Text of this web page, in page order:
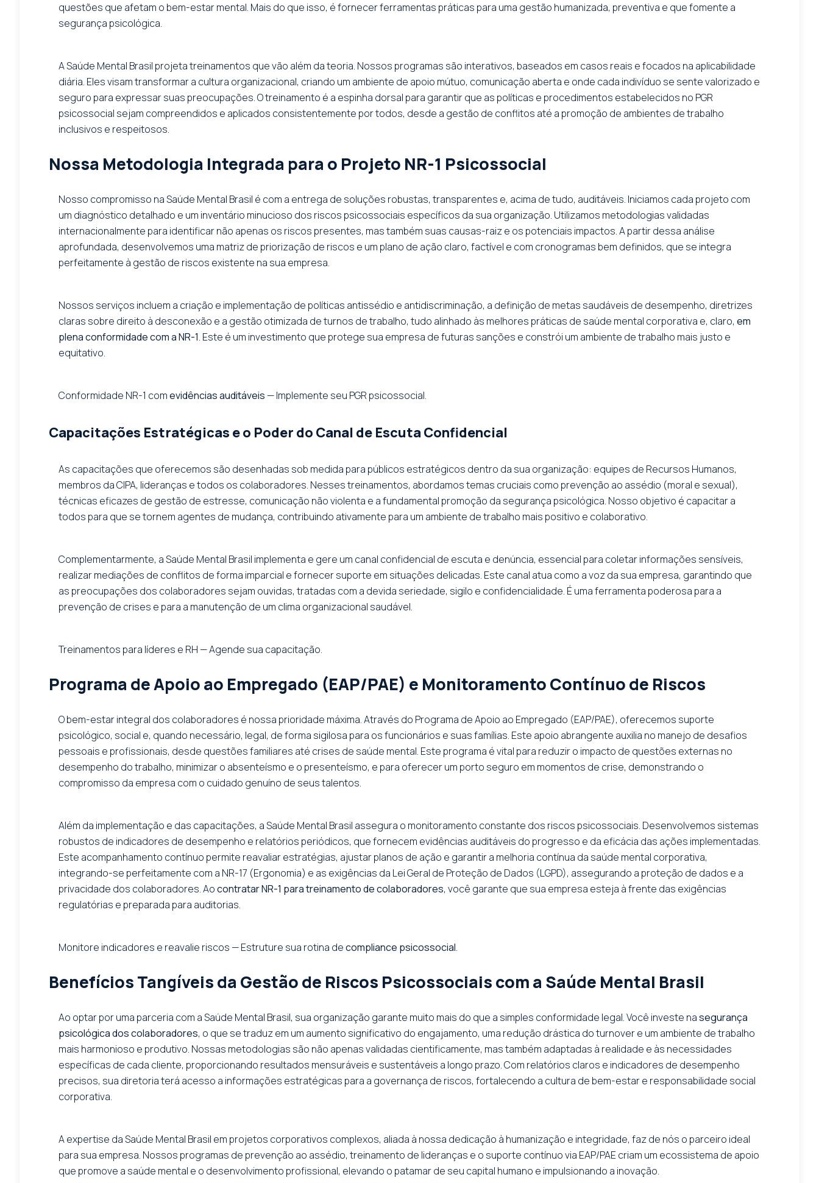
questões que afetam o bem-estar mental. Mais do que isso, é fornecer ferramentas práticas para uma gestão humanizada, preventiva e que fomente a
segurança psicológica.
A Saúde Mental Brasil projeta treinamentos que vão além da teoria. Nossos programas são interativos, baseados em casos reais e focados na aplicabilidade
diária. Eles visam transformar a cultura organizacional, criando um ambiente de apoio mútuo, comunicação aberta e onde cada indivíduo se sente valorizado e
seguro para expressar suas preocupações. O treinamento é a espinha dorsal para garantir que as políticas e procedimentos estabelecidos no PGR
psicossocial sejam compreendidos e aplicados consistentemente por todos, desde a gestão de conflitos até a promoção de ambientes de trabalho
inclusivos e respeitosos.
Nossa Metodologia Integrada para o Projeto NR-1 Psicossocial
Nosso compromisso na Saúde Mental Brasil é com a entrega de soluções robustas, transparentes e, acima de tudo, auditáveis. Iniciamos cada projeto com
um diagnóstico detalhado e um inventário minucioso dos riscos psicossociais específicos da sua organização. Utilizamos metodologias validadas
internacionalmente para identificar não apenas os riscos presentes, mas também suas causas-raiz e os potenciais impactos. A partir dessa análise
aprofundada, desenvolvemos uma matriz de priorização de riscos e um plano de ação claro, factível e com cronogramas bem definidos, que se integra
perfeitamente à gestão de riscos existente na sua empresa.
Nossos serviços incluem a criação e implementação de políticas antissédio e antidiscriminação, a definição de metas saudáveis de desempenho, diretrizes
claras sobre direito à desconexão e a gestão otimizada de turnos de trabalho, tudo alinhado às melhores práticas de saúde mental corporativa e, claro, em
plena conformidade com a NR-1. Este é um investimento que protege sua empresa de futuras sanções e constrói um ambiente de trabalho mais justo e
equitativo.
Conformidade NR-1 comevidências auditáveis — Implemente seu PGR psicossocial.
Capacitações Estratégicas e o Poder do Canal de Escuta Confidencial
As capacitações que oferecemos são desenhadas sob medida para públicos estratégicos dentro da sua organização: equipes de Recursos Humanos,
membros da CIPA, lideranças e todos os colaboradores. Nesses treinamentos, abordamos temas cruciais como prevenção ao assédio (moral e sexual),
técnicas eficazes de gestão de estresse, comunicação não violenta e a fundamental promoção da segurança psicológica. Nosso objetivo é capacitar a
todos para que se tornem agentes de mudança, contribuindo ativamente para um ambiente de trabalho mais positivo e colaborativo.
Complementarmente, a Saúde Mental Brasil implementa e gere um canal confidencial de escuta e denúncia, essencial para coletar informações sensíveis,
realizar mediações de conflitos de forma imparcial e fornecer suporte em situações delicadas. Este canal atua como a voz da sua empresa, garantindo que
as preocupações dos colaboradores sejam ouvidas, tratadas com a devida seriedade, sigilo e confidencialidade. É uma ferramenta poderosa para a
prevenção de crises e para a manutenção de um clima organizacional saudável.
Treinamentos para líderes e RH — Agende sua capacitação.
Programa de Apoio ao Empregado (EAP/PAE) e Monitoramento Contínuo de Riscos
O bem-estar integral dos colaboradores é nossa prioridade máxima. Através do Programa de Apoio ao Empregado (EAP/PAE), oferecemos suporte
psicológico, social e, quando necessário, legal, de forma sigilosa para os funcionários e suas famílias. Este apoio abrangente auxilia no manejo de desafios
pessoais e profissionais, desde questões familiares até crises de saúde mental. Este programa é vital para reduzir o impacto de questões externas no
desempenho do trabalho, minimizar o absenteísmo e o presenteísmo, e para oferecer um porto seguro em momentos de crise, demonstrando o
compromisso da empresa com o cuidado genuíno de seus talentos.
Além da implementação e das capacitações, a Saúde Mental Brasil assegura o monitoramento constante dos riscos psicossociais. Desenvolvemos sistemas
robustos de indicadores de desempenho e relatórios periódicos, que fornecem evidências auditáveis do progresso e da eficácia das ações implementadas.
Este acompanhamento contínuo permite reavaliar estratégias, ajustar planos de ação e garantir a melhoria contínua da saúde mental corporativa,
integrando-se perfeitamente com a NR-17 (Ergonomia) e as exigências da Lei Geral de Proteção de Dados (LGPD), assegurando a proteção de dados e a
privacidade dos colaboradores. Aocontratar NR-1 para treinamento de colaboradores, você garante que sua empresa esteja à frente das exigências
regulatórias e preparada para auditorias.
Monitore indicadores e reavalie riscos — Estruture sua rotina decompliance psicossocial.
Benefícios Tangíveis da Gestão de Riscos Psicossociais com a Saúde Mental Brasil
Ao optar por uma parceria com a Saúde Mental Brasil, sua organização garante muito mais do que a simples conformidade legal. Você investe nasegurança
psicológica dos colaboradores, o que se traduz em um aumento significativo do engajamento, uma redução drástica do turnover e um ambiente de trabalho
mais harmonioso e produtivo. Nossas metodologias são não apenas validadas cientificamente, mas também adaptadas à realidade e às necessidades
específicas de cada cliente, proporcionando resultados mensuráveis e sustentáveis a longo prazo. Com relatórios claros e indicadores de desempenho
precisos, sua diretoria terá acesso a informações estratégicas para a governança de riscos, fortalecendo a cultura de bem-estar e responsabilidade social
corporativa.
A expertise da Saúde Mental Brasil em projetos corporativos complexos, aliada à nossa dedicação à humanização e integridade, faz de nós o parceiro ideal
para sua empresa. Nossos programas de prevenção ao assédio, treinamento de lideranças e o suporte contínuo via EAP/PAE criam um ecossistema de apoio
que promove a saúde mental e o desenvolvimento profissional, elevando o patamar de seu capital humano e impulsionando a inovação.